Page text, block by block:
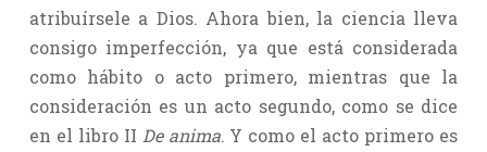
atribuírsele a Dios. Ahora bien, la ciencia lleva
consigo imperfección, ya que está considerada
como hábito o acto primero, mientras que la
consideración es un acto segundo, como se dice
en el libro II De anima. Y como el acto primero es